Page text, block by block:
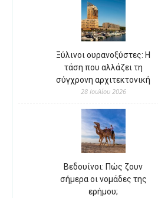
Ξύλινοι ουρανοξύστες: Η
τάση που αλλάζει τη
σύγχρονη αρχιτεκτονική
28 Ιουλίου 2026
Βεδουίνοι: Πώς ζουν
σήμερα οι νομάδες της
ερήμου;